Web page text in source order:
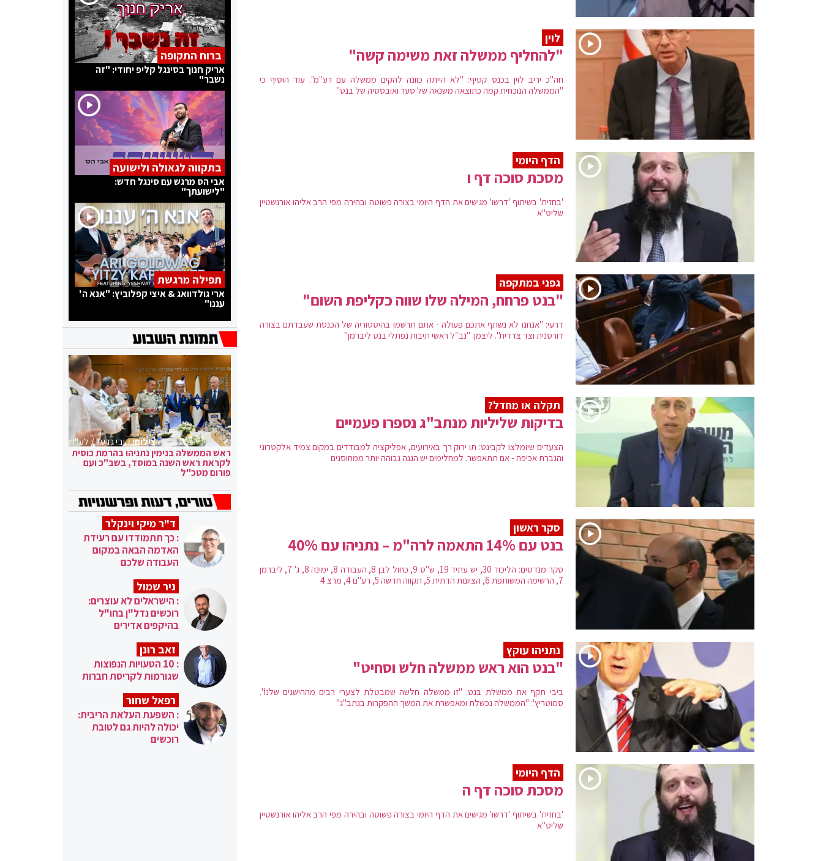
לוין
"להחליף ממשלה זאת משימה קשה"
חה"כ יריב לוין בכנס קטיף: "לא הייתה כוונה להקים ממשלה עם רע"מ". עוד הוסיף כי
"הממשלה הנוכחית קמה כתוצאה משנאה של סער ואובססיה של בנט"
הדף היומי
מסכת סוכה דף ו
'בחזית' בשיתוף 'דרשו' מגישים את הדף היומי בצורה פשוטה ובהירה מפי הרב אליהו אורנשטיין
שליט"א
גפני במתקפה
"בנט פרחח, המילה שלו שווה כקליפת השום"
דרעי: "אנחנו לא נשתף אתכם פעולה - אתם תרשמו בהיסטוריה של הכנסת שעבדתם בצורה
דורסנית וצד צדדית". ליצמן: "נב״ל ראשי תיבות נפתלי בנט ליברמן"
תקלה או מחדל?
בדיקות שליליות מנתב"ג נספרו פעמיים
הצעדים שיומלצו לקבינט: תו ירוק רך באירועים, אפליקציה למבודדים במקום צמיד אלקטרוני
והגברת אכיפה - אם תתאפשר. למחלימים יש הגנה גבוהה יותר ממחוסנים
סקר ראשון
בנט עם 14% התאמה לרה"מ – נתניהו עם 40%
סקר מנדטים: הליכוד 30, יש עתיד 19, ש"ס 9, כחול לבן 8, העבודה 8, ימינה 8, ג' 7, ליברמן
7, הרשימה המשותפת 6, הציונות הדתית 5, תקווה חדשה 5, רע"ם 4, מרצ 4
נתניהו עוקץ
"בנט הוא ראש ממשלה חלש וסחיט"
ביבי תקף את ממשלת בנט: "זו ממשלה חלשה שמבטלת לצערי רבים מההישגים שלנו".
סמוטריץ': "הממשלה נכשלת ומאפשרת את המשך ההפקרות בנתב"ג"
הדף היומי
מסכת סוכה דף ה
'בחזית' בשיתוף 'דרשו' מגישים את הדף היומי בצורה פשוטה ובהירה מפי הרב אליהו אורנשטיין
שליט"א
ברוח התקופה
אריק חנוך בסינגל קליפ יחודי: "זה
נשבר"
בתקווה לגאולה ולישועה
אבי הס מרגש עם סינגל חדש:
"לישועתך"
תפילה מרגשת
ארי גולדוואג & איצי קפלוביץ: "אנא ה'
עננו"
צילום:קובי גדעון / לע"מ
ראש הממשלה בנימין נתניהו בהרמת כוסית
לקראת ראש השנה במוסד, בשב"כ ועם
פורום מטכ"ל
ד"ר מיקי וינקלר
: כך תתמודדו עם רעידת
האדמה הבאה במקום
העבודה שלכם
ניר שמול
: הישראלים לא עוצרים:
רוכשים נדל"ן בחו"ל
בהיקפים אדירים
זאב רונן
: 10 הטעויות הנפוצות
שגורמות לקריסת חברות
רפאל שחור
: השפעת העלאת הריבית:
יכולה להיות גם לטובת
רוכשים